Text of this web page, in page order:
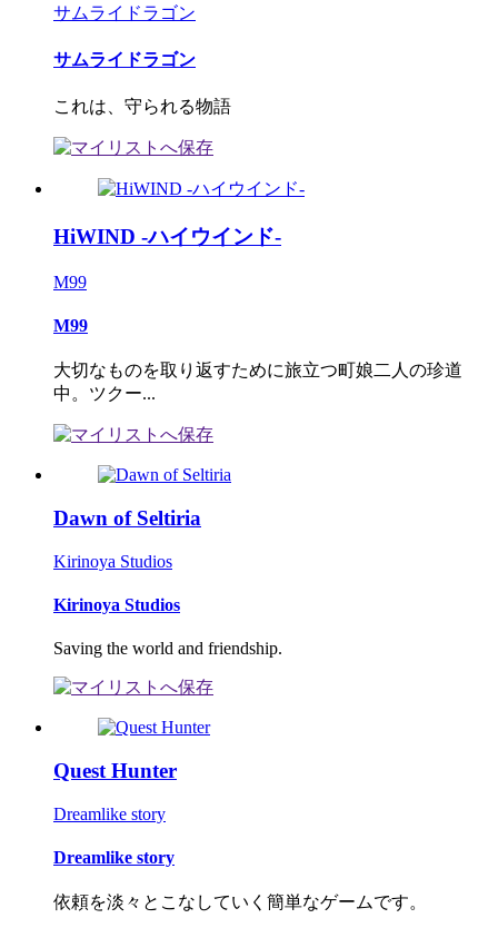
サムライドラゴン
サムライドラゴン
これは、守られる物語
HiWIND -ハイウインド-
M99
M99
大切なものを取り返すために旅立つ町娘二人の珍道
中。ツクー...
Dawn of Seltiria
Kirinoya Studios
Kirinoya Studios
Saving the world and friendship.
Quest Hunter
Dreamlike story
Dreamlike story
依頼を淡々とこなしていく簡単なゲームです。